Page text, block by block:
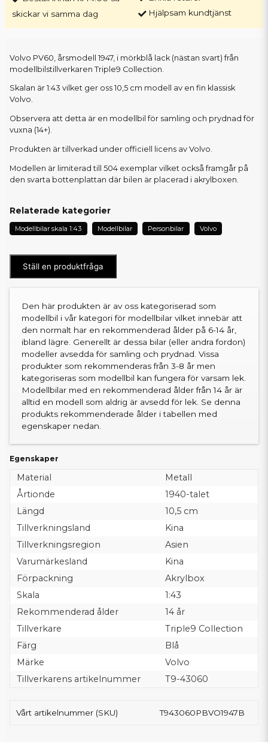
skickar vi samma dag
Hjälpsam kundtjänst
Volvo PV60, årsmodell 1947, i mörkblå lack (nästan svart) från
modellbilstillverkaren Triple9 Collection.
Skalan är 1:43 vilket ger oss 10,5 cm modell av en fin klassisk
Volvo.
Observera att detta är en modellbil för samling och prydnad för
vuxna (14+).
Produkten är tillverkad under officiell licens av Volvo.
Modellen är limiterad till 504 exemplar vilket också framgår på
den svarta bottenplattan där bilen är placerad i akrylboxen.
Relaterade kategorier
Modellbilar skala 1:43 Modellbilar Personbilar Volvo
Ställ en produktfråga
Den här produkten är av oss kategoriserad som
modellbil i vår kategori för modellbilar vilket innebär att
den normalt har en rekommenderad ålder på 6-14 år,
ibland lägre. Generellt är dessa bilar (eller andra fordon)
modeller avsedda för samling och prydnad. Vissa
produkter som rekommenderas från 3-8 år men
kategoriseras som modellbil kan fungera för varsam lek.
Modellbilar med en rekommenderad ålder från 14 år är
alltid en modell som aldrig är avsedd för lek. Se denna
produkts rekommenderade ålder i tabellen med
egenskaper nedan.
Egenskaper
Material
Metall
Årtionde
1940-talet
Längd
10,5 cm
Tillverkningsland
Kina
Tillverkningsregion
Asien
Varumärkesland
Kina
Förpackning
Akrylbox
Skala
1:43
Rekommenderad ålder
14 år
Tillverkare
Triple9 Collection
Färg
Blå
Märke
Volvo
Tillverkarens artikelnummer
T9-43060
Vårt artikelnummer (SKU) T943060PBVO1947B